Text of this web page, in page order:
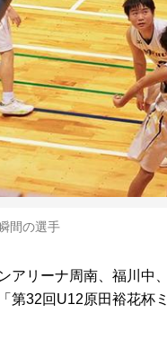
間の選手
アリーナ周南、福川中
第32回U12原田裕花杯